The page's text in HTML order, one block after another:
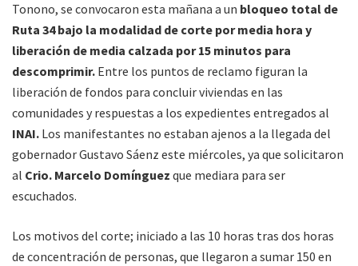
Tonono, se convocaron esta mañana a un bloqueo total de
Ruta 34 bajo la modalidad de corte por media hora y
liberación de media calzada por 15 minutos para
descomprimir. Entre los puntos de reclamo figuran la
liberación de fondos para concluir viviendas en las
comunidades y respuestas a los expedientes entregados al
INAI. Los manifestantes no estaban ajenos a la llegada del
gobernador Gustavo Sáenz este miércoles, ya que solicitaron
al Crio. Marcelo Domínguez que mediara para ser
escuchados.
Los motivos del corte; iniciado a las 10 horas tras dos horas
de concentración de personas, que llegaron a sumar 150 en